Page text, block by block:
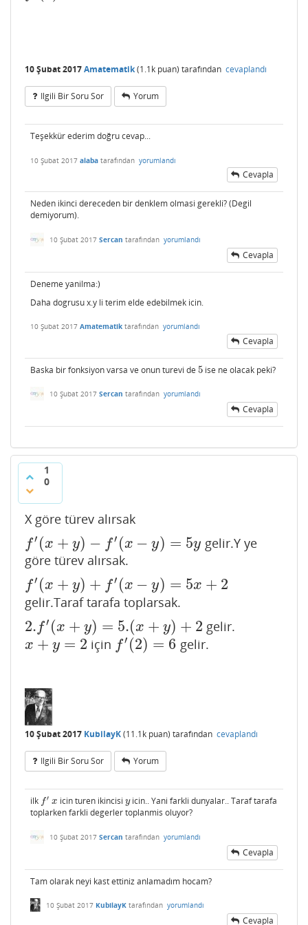
10 Şubat 2017Amatematik(1.1k puan) tarafından cevaplandı
Ilgili Bir Soru Sor Yorum
Teşekkür ederim doğru cevap...
10 Şubat 2017 alaba tarafından yorumlandı
Cevapla
Neden ikinci dereceden bir denklem olmasi gerekli? (Degil
demiyorum).
10 Şubat 2017 Sercan tarafından yorumlandı
Cevapla
Deneme yanilma:)
Daha dogrusu x.y li terim elde edebilmek icin.
10 Şubat 2017 Amatematik tarafından yorumlandı
Cevapla
Baska bir fonksiyon varsa ve onun turevi de 5
5 ise ne olacak peki?
10 Şubat 2017 Sercan tarafından yorumlandı
Cevapla
1
0
X göre türev alırsak
f′ (x + y) − f′ (x − y) = 5y
f′(x+y −f (x− y)= 5y
gelir.Y ye
göre türev alırsak.
f′ (x + y) + f′ (x − y) = 5x + 2
f′(x+y +f (x− y)= 5x+2
gelir.Taraf tarafa toplarsak.
2. f′ (x + y) = 5.(x + y) + 2
2.f ′(x+y =5.(x+ y)+ 2 gelir.
x + y = 2
x+ y= 2 için f′ (2) = 6
f′(2)=6 gelir.
10 Şubat 2017 KubilayK(11.1k puan) tarafından cevaplandı
Ilgili Bir Soru Sor Yorum
ilk f′
f′ x
x icin turen ikincisi y
yicin.. Yani farkli dunyalar.. Taraf tarafa
toplarken farkli degerler toplanmis oluyor?
10 Şubat 2017 Sercan tarafından yorumlandı
Cevapla
Tam olarak neyi kast ettiniz anlamadım hocam?
10 Şubat 2017 KubilayK tarafından yorumlandı
Cevapla